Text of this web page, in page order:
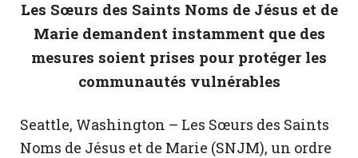
Les Sœurs des Saints Noms de Jésus et de
Marie demandent instamment que des
mesures soient prises pour protéger les
communautés vulnérables
Seattle, Washington – Les Sœurs des Saints
Noms de Jésus et de Marie (SNJM), un ordre